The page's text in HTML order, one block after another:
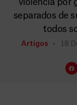
violência por
separados de
todos
Artigos 18